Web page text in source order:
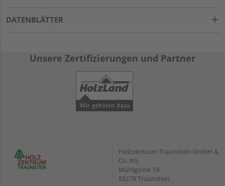
DATENBLÄTTER
Unsere Zertifizierungen und Partner
Holzzentrum Traunstein GmbH &
Co. KG
Mühlgasse 19
83278 Traunstein